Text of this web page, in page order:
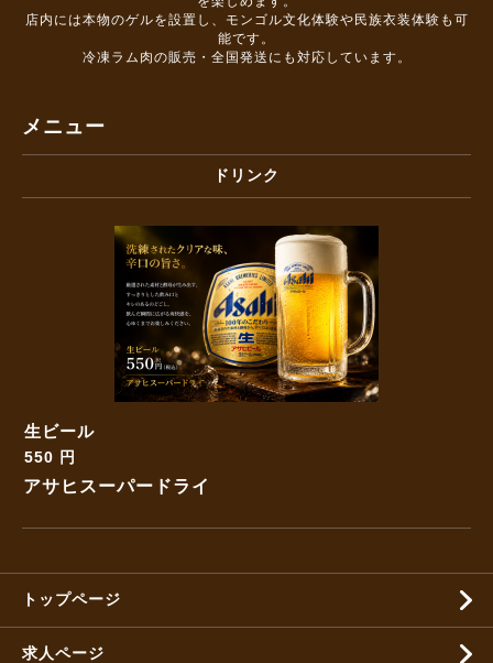
店内には本物のゲルを設置し、モンゴル文化体験や民族衣装体験も可
能です。
冷凍ラム肉の販売・全国発送にも対応しています。
メニュー
ドリンク
生ビール
550 円
アサヒスーパードライ
トップページ
求人ページ